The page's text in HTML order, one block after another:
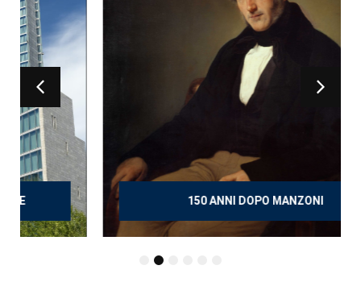
150 ANNI DOPO MANZONI